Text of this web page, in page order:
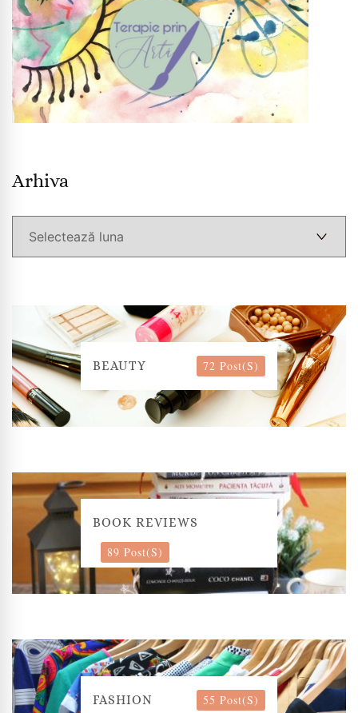
Arhiva
BEAUTY 72 Post(s)
BOOK REVIEWS
89 Post(s)
FASHION 55 Post(s)